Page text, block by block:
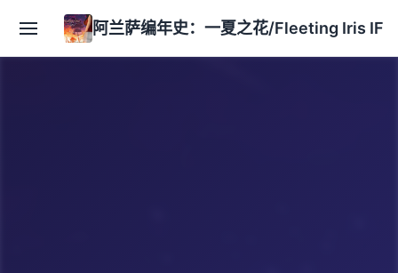
阿兰萨编年史：一夏之花/Fleeting Iris IF